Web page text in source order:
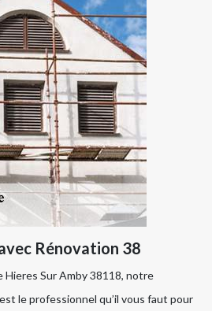
Rénovation 38
Hieres Sur Amby 38118, notre
le professionnel qu’il vous faut pour